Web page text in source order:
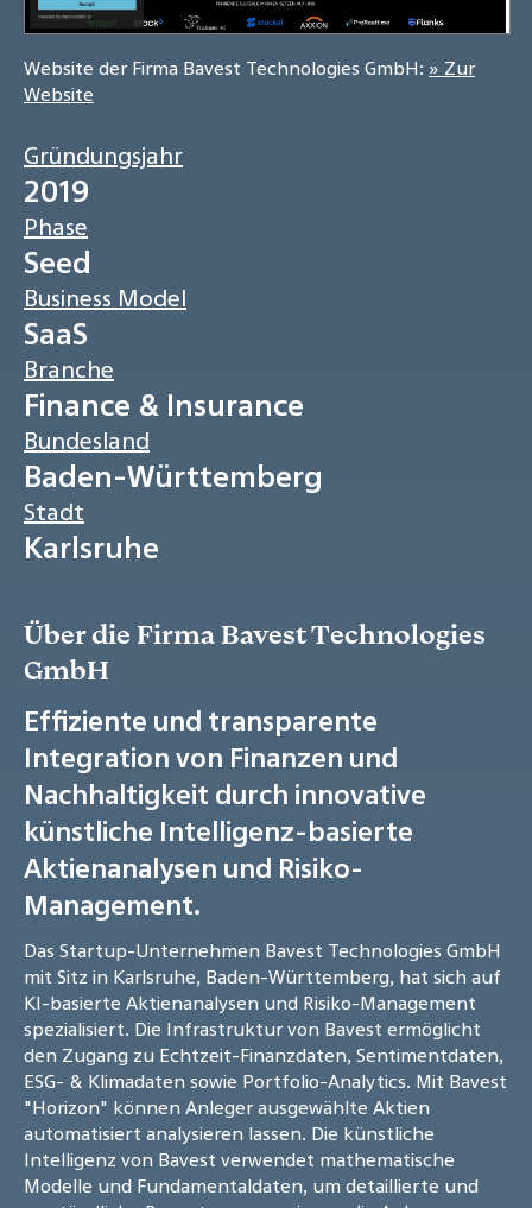
Website der Firma Bavest Technologies GmbH: » Zur
Website
Gründungsjahr
2019
Phase
Seed
Business Model
SaaS
Branche
Finance & Insurance
Bundesland
Baden-Württemberg
Stadt
Karlsruhe
Über die Firma Bavest Technologies
GmbH
Effiziente und transparente
Integration von Finanzen und
Nachhaltigkeit durch innovative
künstliche Intelligenz-basierte
Aktienanalysen und Risiko-
Management.
Das Startup-Unternehmen Bavest Technologies GmbH
mit Sitz in Karlsruhe, Baden-Württemberg, hat sich auf
KI-basierte Aktienanalysen und Risiko-Management
spezialisiert. Die Infrastruktur von Bavest ermöglicht
den Zugang zu Echtzeit-Finanzdaten, Sentimentdaten,
ESG- & Klimadaten sowie Portfolio-Analytics. Mit Bavest
"Horizon" können Anleger ausgewählte Aktien
automatisiert analysieren lassen. Die künstliche
Intelligenz von Bavest verwendet mathematische
Modelle und Fundamentaldaten, um detaillierte und